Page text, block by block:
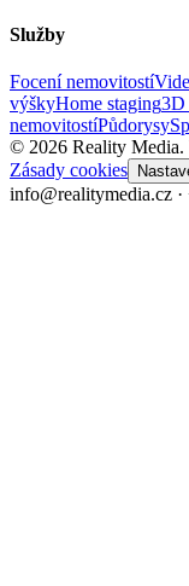
Služby
Focení nemovitostí
výškyHome staging3D
nemovitostíPůdorysy
© 2026 Reality Media.
Zásady cookies
info@realitymedia.cz